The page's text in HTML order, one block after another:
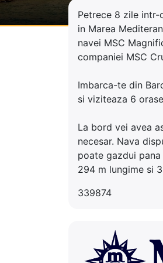
Petrece 8 zile
in Marea
navei MSC
companiei MSC
Imbarca-te din
si viziteaza 6
La bord vei avea
necesar. Nava
poate gazdui
294 m lungime si
339874